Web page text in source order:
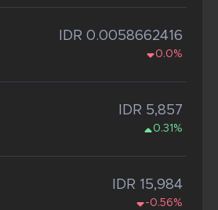
IDR 0.0058662416
0.0%
IDR 5,857
0.31%
IDR 15,984
-0.56%